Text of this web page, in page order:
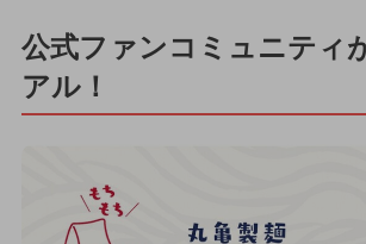
公式ファンコミュニティ
アル！